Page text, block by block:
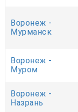
Воронеж -
Мурманск
Воронеж -
Муром
Воронеж -
Назрань